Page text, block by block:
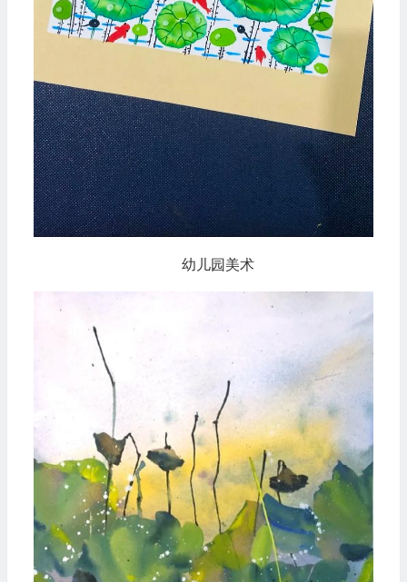
幼儿园美术